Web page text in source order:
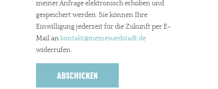
meiner Anfrage elektronisch erhoben und
gespeichert werden. Sie können Ihre
Einwilligung jederzeit für die Zukunft per E-
Mail ankontakt@meinesuedstadt.de
widerrufen.